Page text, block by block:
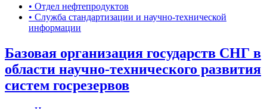
• Отдел нефтепродуктов
• Служба стандартизации и научно-технической
информации
Базовая организация государств СНГ в
области научно-технического развития
систем госрезервов